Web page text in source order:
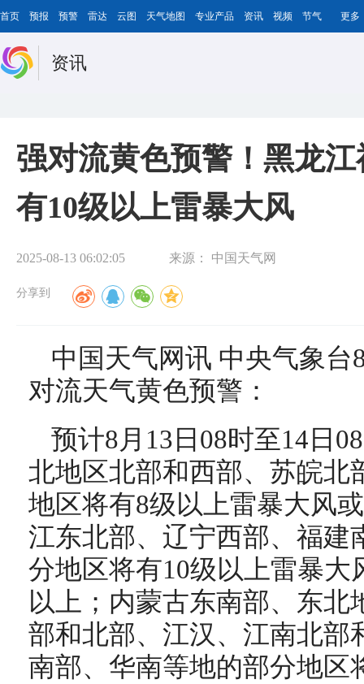
首页 预报 预警 雷达 云图 天气地图 专业产品 资讯 视频 节气 更多
资讯
强对流黄色预警！黑龙
有10级以上雷暴大风
2025-08-13 06:02:05 来源： 中国天气网
分享到
中国天气网讯 中央气象台
对流天气黄色预警：
预计8月13日08时至14日
北地区北部和西部、苏皖北
地区将有8级以上雷暴大风
江东北部、辽宁西部、福建
分地区将有10级以上雷暴大
以上；内蒙古东南部、东
部和北部、江汉、江南北部
南部、华南等地的部分地区